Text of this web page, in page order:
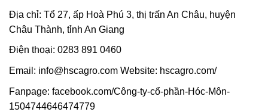
Địa chỉ: Tổ 27, ấp Hoà Phú 3, thị trấn An Châu, huyện
Châu Thành, tỉnh An Giang
Điện thoại: 0283 891 0460
Email: info@hscagro.com Website: hscagro.com/
Fanpage: facebook.com/Công-ty-cổ-phần-Hóc-Môn-
1504744646474779